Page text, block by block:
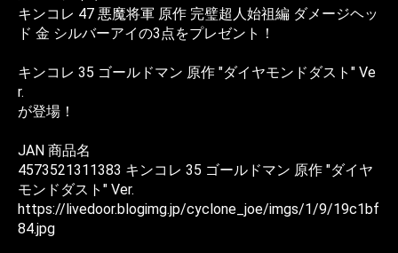
キンコレ 47 悪魔将軍 原作 完璧超人始祖編 ダメージヘッ
ド 金 シルバーアイの3点をプレゼント！
キンコレ 35 ゴールドマン 原作 "ダイヤモンドダスト" Ve
r.
が登場！
JAN 商品名
4573521311383 キンコレ 35 ゴールドマン 原作 "ダイヤ
モンドダスト" Ver.
https://livedoor.blogimg.jp/cyclone_joe/imgs/1/9/19c1bf
84.jpg